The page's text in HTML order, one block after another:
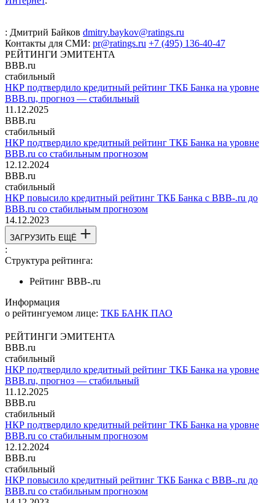
: Дмитрий Байков dmitry.baykov@ratings.ru
Контакты для СМИ: pr@ratings.ru +7 (495) 136-40-47
РЕЙТИНГИ ЭМИТЕНТА
BBB.ru
стабильный
НКР подтвердило кредитный рейтинг ТКБ Банка на уровне
BBB.ru, прогноз — стабильный
11.12.2025
BBB.ru
стабильный
НКР подтвердило кредитный рейтинг ТКБ Банка на уровне
BBB.ru со стабильным прогнозом
12.12.2024
BBB.ru
стабильный
НКР повысило кредитный рейтинг ТКБ Банка с BBB-.ru до
BBB.ru со стабильным прогнозом
14.12.2023
ЗАГРУЗИТЬ ЕЩЁ
:
Структура рейтинга:
Рейтинг BBB-.ru
Информация
о рейтингуемом лице: ТКБ БАНК ПАО
РЕЙТИНГИ ЭМИТЕНТА
BBB.ru
стабильный
НКР подтвердило кредитный рейтинг ТКБ Банка на уровне
BBB.ru, прогноз — стабильный
11.12.2025
BBB.ru
стабильный
НКР подтвердило кредитный рейтинг ТКБ Банка на уровне
BBB.ru со стабильным прогнозом
12.12.2024
BBB.ru
стабильный
НКР повысило кредитный рейтинг ТКБ Банка с BBB-.ru до
BBB.ru со стабильным прогнозом